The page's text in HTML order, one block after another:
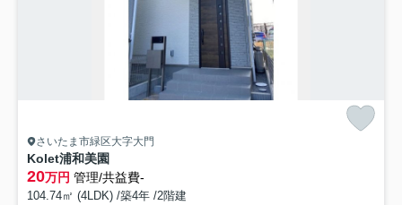
さいたま市緑区大字大門
Kolet浦和美園
20万円 管理/共益費-
104.74㎡ (4LDK) /築4年 /2階建